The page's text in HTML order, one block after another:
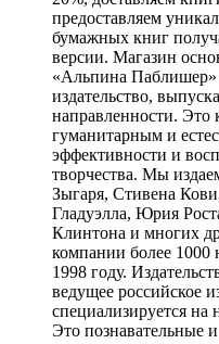
предоставляем
бумажных книг
версии. Магазин
«Альпина
издательство,
направленности. Это
гуманитарным и
эффективности и
творчества. Мы
Зыгаря, Стивена
Гладуэлла, Юрия
Клинтона и многих
компании более 1000
1998 году.
ведущее российское
специализируется на
Это познавательные